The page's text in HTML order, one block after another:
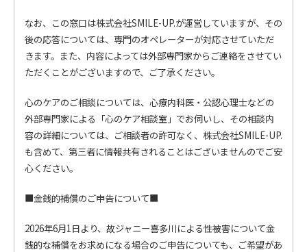
なお、この窓口は株式会社SMILE-UP.が運営していますが、その
後の応答については、専門のオペレーターが対応させていただ
きます。 また、内容によっては外部専門家からご連絡をさせてい
ただくことがございますので、ご了承ください。
心のケアのご相談については、心療内科医・公認心理士などの
外部専門家による「心のケア相談室」でお伺いし、その相談内
容の詳細については、ご相談者の許可なく、株式会社SMILE-UP.
も含めて、第三者に情報共有されることはございませんのでご安
心ください。
■金銭的補償のご申告について■
2026年6月1日より、故ジャニー喜多川による性被害について金
銭的な補償をお求めになる場合のご申告についても、ご希望があ